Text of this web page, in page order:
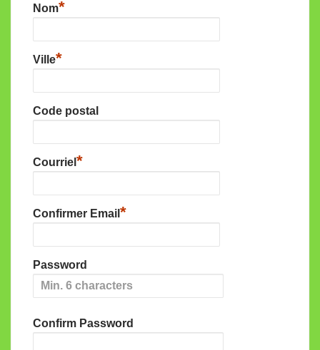
Nom*
Ville*
Code postal
Courriel *
Confirmer Email *
Password
Confirm Password